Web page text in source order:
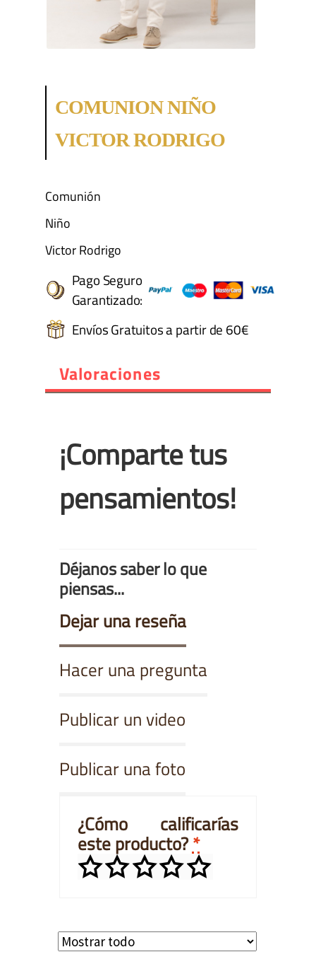
COMUNION NIÑO
VICTOR RODRIGO
Comunión
Niño
Victor Rodrigo
Pago Seguro
Garantizado:
Envíos Gratuitos a partir de 60€
Valoraciones
¡Comparte tus
pensamientos!
Déjanos saber lo que
piensas...
Dejar una reseña
Hacer una pregunta
Publicar un video
Publicar una foto
¿Cómo calificarías
este producto?*